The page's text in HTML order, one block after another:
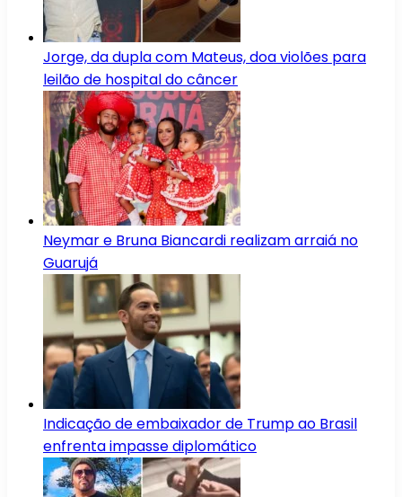
Jorge, da dupla com Mateus, doa violões para
leilão de hospital do câncer
Neymar e Bruna Biancardi realizam arraiá no
Guarujá
Indicação de embaixador de Trump ao Brasil
enfrenta impasse diplomático